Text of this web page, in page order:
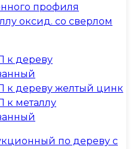
профиля
оксид. со сверлом
к дереву
к дереву желтый цинк
к металлу
по дереву с